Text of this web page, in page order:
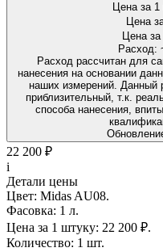
Цена за 1
Цена
Цена за
Расход:
Расход рассчитан для
нанесения на основании
наших измерений. Данный
приблизительный, т.к.
способа нанесения,
22 200 ₽
i
Детали цены
Цвет: Midas AU08.
Фасовка: 1 л.
Цена за 1 штуку: 22 200 ₽.
Количество: 1 шт.